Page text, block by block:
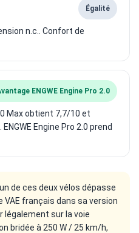
Égalité
n.c.. Confort de
ENGWE Engine Pro 2.0
Max obtient 7,7/10 et
Engine Pro 2.0 prend
de ces deux vélos dépasse
VAE français dans sa version
légalement sur la voie
bridée à 250 W / 25 km/h,